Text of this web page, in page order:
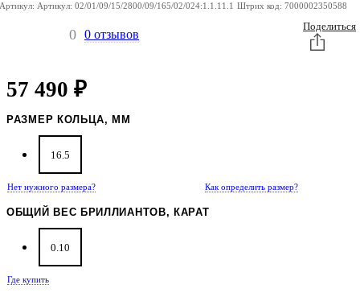
Артикул: Артикул: 02/01/09/15/2800/09/165/02/024:1.1.11.1 Штрих код: 7000002350588
0 0 отзывов
Поделиться
57 490 ₽
РАЗМЕР КОЛЬЦА, ММ
16.5
Нет нужного размера? Как определить размер?
ОБЩИЙ ВЕС БРИЛЛИАНТОВ, КАРАТ
0.10
Где купить